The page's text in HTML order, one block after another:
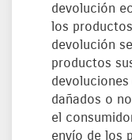
devolución
los
devolución
productos
dañados o
el
envío de los